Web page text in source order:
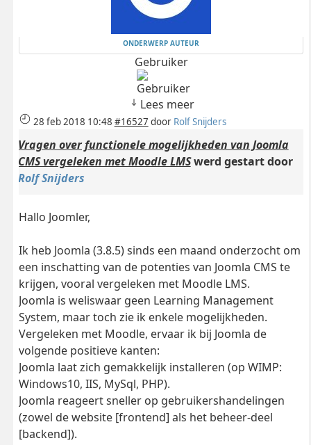
ONDERWERP AUTEUR
Gebruiker
Lees meer
28 feb 2018 10:48 #16527 door Rolf Snijders
Vragen over functionele mogelijkheden van Joomla
CMS vergeleken met Moodle LMSwerd gestart door
Rolf Snijders
Hallo Joomler,
Ik heb Joomla (3.8.5) sinds een maand onderzocht om
een inschatting van de potenties van Joomla CMS te
krijgen, vooral vergeleken met Moodle LMS.
Joomla is weliswaar geen Learning Management
System, maar toch zie ik enkele mogelijkheden.
Vergeleken met Moodle, ervaar ik bij Joomla de
volgende positieve kanten:
Joomla laat zich gemakkelijk installeren (op WIMP:
Windows10, IIS, MySql, PHP).
Joomla reageert sneller op gebruikershandelingen
(zowel de website [frontend] als het beheer-deel
[backend]).